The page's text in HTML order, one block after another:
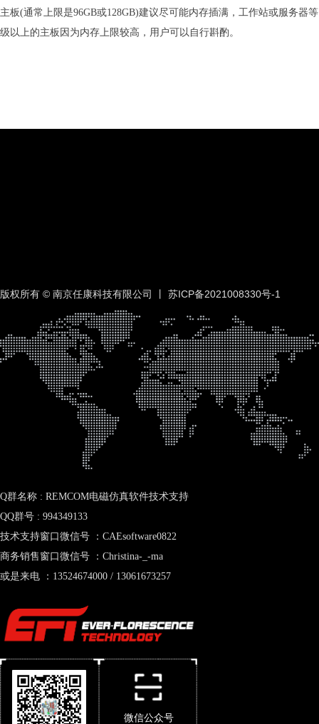
主板(通常上限是96GB或128GB)建议尽可能内存插满，工作站或服务器等
级以上的主板因为内存上限较高，用户可以自行斟酌。
微信公众号
版权所有 © 南京任康科技有限公司 丨 苏ICP备2021008330号-1
Q群名称 : REMCOM电磁仿真软件技术支持
QQ群号 : 994349133
技术支持窗口微信号 ：CAEsoftware0822
商务销售窗口微信号 ：Christina-_-ma
或是来电 ：13524674000 / 13061673257